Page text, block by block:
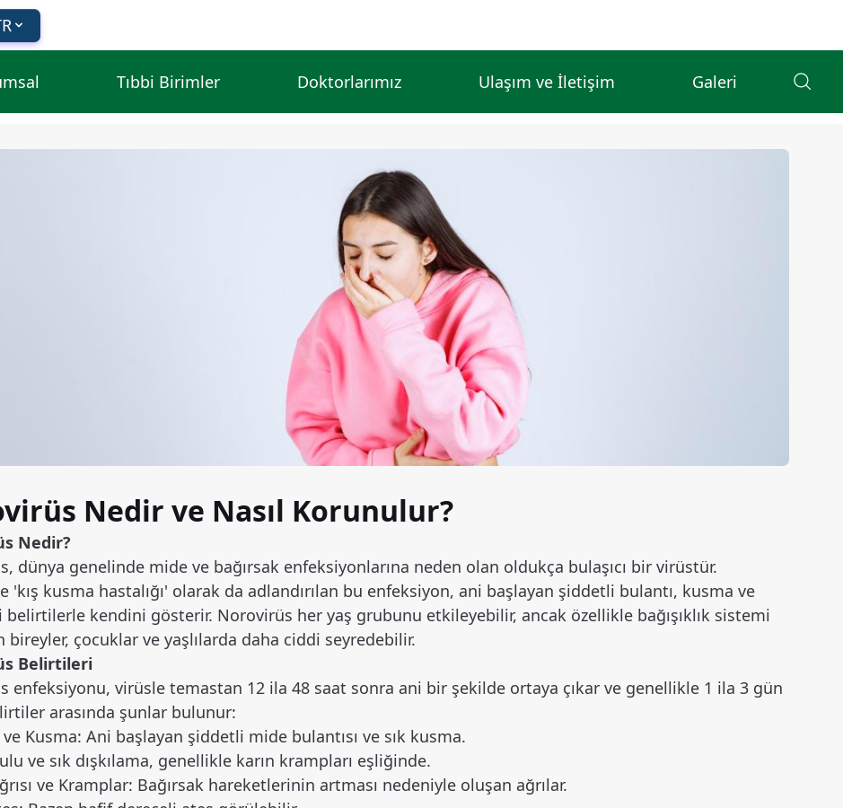
Tıbbi Birimler Doktorlarımız Ulaşım ve İletişim Galeri
Nedir ve Nasıl Korunulur?
Nedir?
dünya genelinde mide ve bağırsak enfeksiyonlarına neden olan oldukça bulaşıcı bir virüstür.
'kış kusma hastalığı' olarak da adlandırılan bu enfeksiyon, ani başlayan şiddetli bulantı, kusma ve
belirtilerle kendini gösterir. Norovirüs her yaş grubunu etkileyebilir, ancak özellikle bağışıklık sistemi
bireyler, çocuklar ve yaşlılarda daha ciddi seyredebilir.
Belirtileri
enfeksiyonu, virüsle temastan 12 ila 48 saat sonra ani bir şekilde ortaya çıkar ve genellikle 1 ila 3 gün
arasında şunlar bulunur:
ve Kusma: Ani başlayan şiddetli mide bulantısı ve sık kusma.
ve sık dışkılama, genellikle karın krampları eşliğinde.
ve Kramplar: Bağırsak hareketlerinin artması nedeniyle oluşan ağrılar.